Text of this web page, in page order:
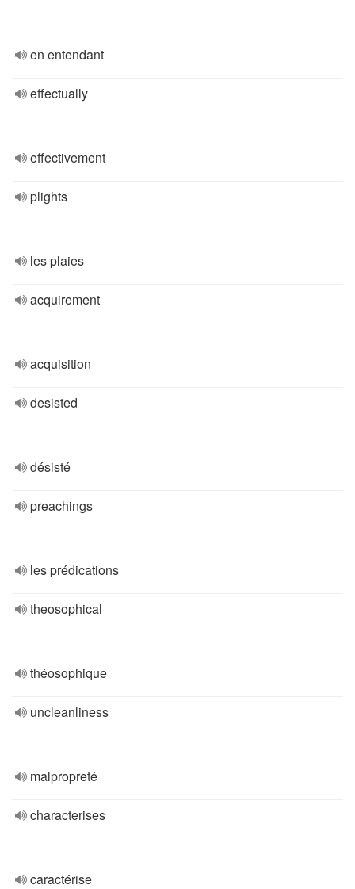
en entendant
effectually
effectivement
plights
les plaies
acquirement
acquisition
desisted
désisté
preachings
les prédications
theosophical
théosophique
uncleanliness
malpropreté
characterises
caractérise